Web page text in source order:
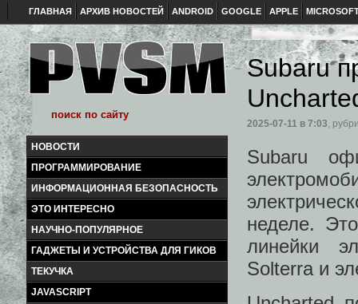
ГЛАВНАЯ АРХИВ НОВОСТЕЙ ANDROID GOOGLE APPLE
НОВОСТИ
ПРОГРАММИРОВАНИЕ
ИНФОРМАЦИОННАЯ БЕЗОПАСНОСТЬ
ЭТО ИНТЕРЕСНО
НАУЧНО-ПОПУЛЯРНОЕ
ГАДЖЕТЫ И УСТРОЙСТВА ДЛЯ ГИКОВ
ТЕКУЧКА
JAVASCRIPT
Subaru
2025-07-11 в 7:03,
Subaru
неделе.
линейки
Solterra и